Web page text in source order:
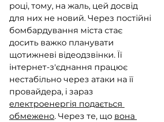
році, тому, на жаль, цей досвід
для них не новий. Через постійні
бомбардування міста стає
досить важко планувати
щотижневі відеодзвінки. Її
інтернет-з'єднання працює
нестабільно через атаки на її
провайдера, і зараз
електроенергія подається
обмежено. Через те, що вона